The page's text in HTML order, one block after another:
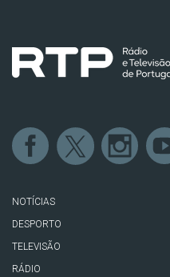
NOTÍCIAS
DESPORTO
TELEVISÃO
RÁDIO